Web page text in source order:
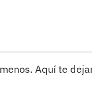
Aquí te